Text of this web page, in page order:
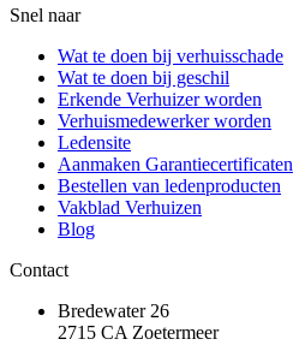
Snel naar
Wat te doen bij verhuisschade
Wat te doen bij geschil
Erkende Verhuizer worden
Verhuismedewerker worden
Ledensite
Aanmaken Garantiecertificaten
Bestellen van ledenproducten
Vakblad Verhuizen
Blog
Contact
Bredewater 26
2715 CA Zoetermeer